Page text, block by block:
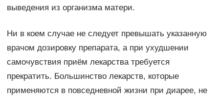
выведения из организма матери.
Ни в коем случае не следует превышать указанную
врачом дозировку препарата, а при ухудшении
самочувствия приём лекарства требуется
прекратить. Большинство лекарств, которые
применяются в повседневной жизни при диарее, не